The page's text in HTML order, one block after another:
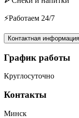
⚡️Работаем 24/7
Контактная информация
График работы
Круглосуточно
Контакты
Минск